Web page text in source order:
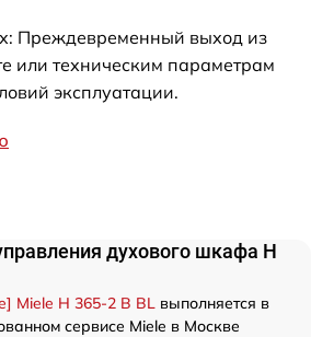
Преждевременный выход из
или техническим параметрам
эксплуатации.
духового шкафа H
Miele H 365-2 B BL выполняется в
сервисе Miele в Москве